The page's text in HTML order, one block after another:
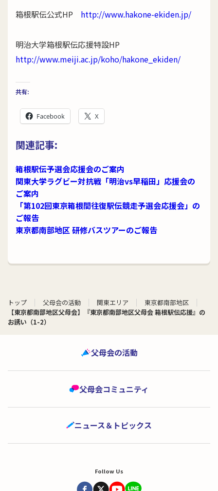
箱根駅伝公式HP http://www.hakone-ekiden.jp/
明治大学箱根駅伝応援特設HP
http://www.meiji.ac.jp/koho/hakone_ekiden/
共有:
Facebook X
関連記事:
箱根駅伝予選会応援会のご案内
関東大学ラグビー対抗戦「明治vs早稲田」応援会の
ご案内
「第102回東京箱根間往復駅伝競走予選会応援会」の
ご報告
東京都南部地区 研修バスツアーのご報告
トップ 父母会の活動 関東エリア
東京都南部地区
【東京都南部地区父母会】『東京都南部地区父母会 箱根駅伝応援』の
お誘い（1-2）
父母会の活動
父母会コミュニティ
ニュース＆トピックス
Follow Us